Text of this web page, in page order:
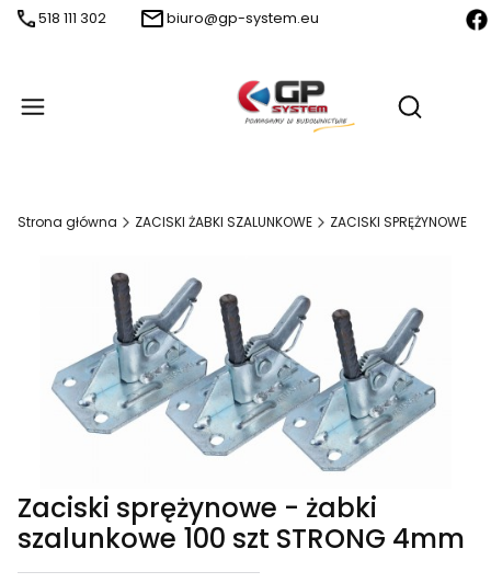
518 111 302 biuro@gp-system.eu
Otwórz
Strona główna ZACISKI ŻABKI SZALUNKOWE ZACISKI SPRĘŻYNOWE
Zaciski sprężynowe - żabki
szalunkowe 100 szt STRONG 4mm